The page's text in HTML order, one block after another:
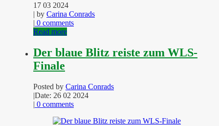
17 03 2024
| by Carina Conrads
| 0 comments
Read more
Der blaue Blitz reiste zum WLS-
Finale
Posted by Carina Conrads
|Date: 26 02 2024
| 0 comments